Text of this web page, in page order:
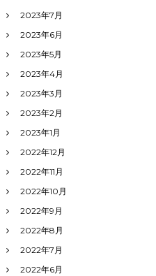
2023年7月
2023年6月
2023年5月
2023年4月
2023年3月
2023年2月
2023年1月
2022年12月
2022年11月
2022年10月
2022年9月
2022年8月
2022年7月
2022年6月